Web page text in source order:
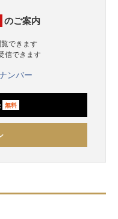
のご案内
できます
信できます
ンバー
無料